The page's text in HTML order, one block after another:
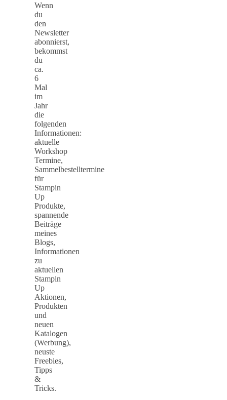
Wenn
du
den
Newsletter
abonnierst,
bekommst
du
ca.
6
Mal
im
Jahr
die
folgenden
Informationen:
aktuelle
Workshop
Termine,
Sammelbestelltermine
für
Stampin
Up
Produkte,
spannende
Beiträge
meines
Blogs,
Informationen
zu
aktuellen
Stampin
Up
Aktionen,
Produkten
und
neuen
Katalogen
(Werbung),
neuste
Freebies,
Tipps
&
Tricks.